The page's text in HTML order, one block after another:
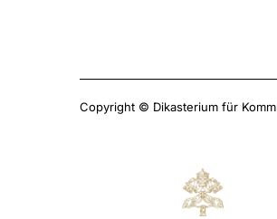
Copyright © Dikasterium für